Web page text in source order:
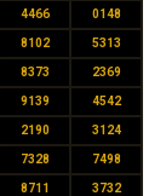
4466 0148
8102 5313
8373 2369
9139 4542
2190 3124
7328 7498
8711 3732